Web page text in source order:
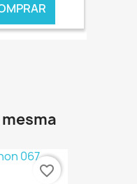
favorite_border